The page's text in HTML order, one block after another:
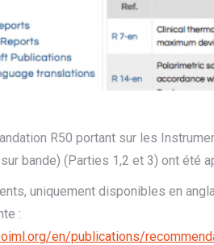
R50 portant sur les
bande) (Parties 1,2 et 3) ont été
uniquement disponibles en
:
en/publications/